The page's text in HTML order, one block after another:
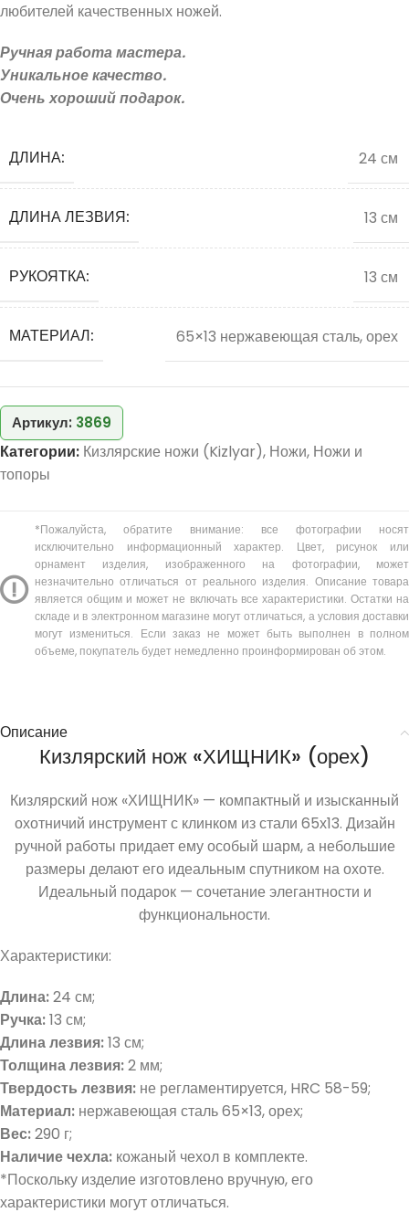
любителей качественных ножей.
Ручная работа мастера.
Уникальное качество.
Очень хороший подарок.
ДЛИНА: 24 см
ДЛИНА ЛЕЗВИЯ: 13 см
РУКОЯТКА: 13 см
МАТЕРИАЛ: 65×13 нержавеющая сталь, орех
Артикул: 3869
Категории: Кизлярские ножи (Kizlyar), Ножи, Ножи и
топоры
*Пожалуйста, обратите внимание: все фотографии носят
исключительно информационный характер. Цвет, рисунок или
орнамент изделия, изображенного на фотографии, может
незначительно отличаться от реального изделия. Описание товара
является общим и может не включать все характеристики. Остатки на
складе и в электронном магазине могут отличаться, а условия доставки
могут измениться. Если заказ не может быть выполнен в полном
объеме, покупатель будет немедленно проинформирован об этом.
Описание
Кизлярский нож «ХИЩНИК» (орех)
Кизлярский нож «ХИЩНИК» — компактный и изысканный
охотничий инструмент с клинком из стали 65х13. Дизайн
ручной работы придает ему особый шарм, а небольшие
размеры делают его идеальным спутником на охоте.
Идеальный подарок — сочетание элегантности и
функциональности.
Характеристики:
Длина:24 см;
Ручка:13 см;
Длина лезвия:13 см;
Толщина лезвия:2 мм;
Твердость лезвия: не регламентируется, HRC 58-59;
Материал: нержавеющая сталь 65×13, орех;
Вес:290 г;
Наличие чехла: кожаный чехол в комплекте.
*Поскольку изделие изготовлено вручную, его
характеристики могут отличаться.